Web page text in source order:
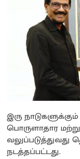
இரு
பொருளாதார
நடத்தப்பட்டது.